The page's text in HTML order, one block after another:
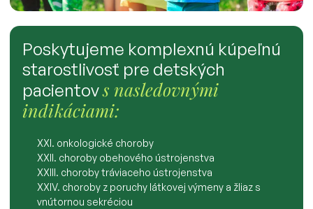
Poskytujeme komplexnú kúpeľnú
starostlivosť pre detských
pacientovs nasledovnými
indikáciami:
XXI. onkologické choroby
XXII. choroby obehového ústrojenstva
XXIII. choroby tráviaceho ústrojenstva
XXIV. choroby z poruchy látkovej výmeny a žliaz s
vnútornou sekréciou